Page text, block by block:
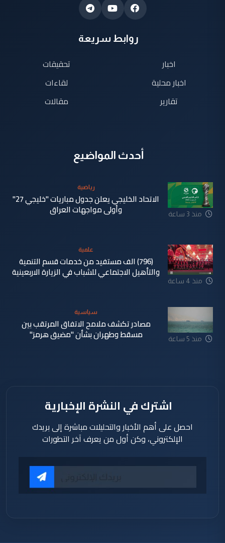
روابط سريعة
اخبار
اخبار محلية
تقارير
تحقيقات
لقاءات
مقالات
أحدث المواضيع
منذ 3 ساعة
رياضية
الاتحاد الخليجي يعلن جدول مباريات "خليجي 27"
وأولى مواجهات العراق
منذ 4 ساعة
علمية
(796) الف مستفيد من خدمات قسم التنمية
والتأهيل الاجتماعي للشباب في الزيارة الاربعينية
منذ 5 ساعة
سياسية
مصادر تكشف ملامح الاتفاق المرتقب بين
مسقط وطهران بشأن "مضيق هرمز"
اشترك في النشرة الإخبارية
احصل على أهم الأخبار والتحليلات مباشرة إلى بريدك
الإلكتروني، وكن أول من يعرف آخر التطورات